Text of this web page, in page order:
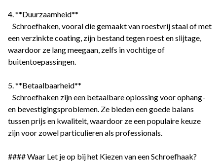
4. **Duurzaamheid**
Schroefhaken, vooral die gemaakt van roestvrij staal of met
een verzinkte coating, zijn bestand tegen roest en slijtage,
waardoor ze lang meegaan, zelfs in vochtige of
buitentoepassingen.
5. **Betaalbaarheid**
Schroefhaken zijn een betaalbare oplossing voor ophang-
en bevestigingsproblemen. Ze bieden een goede balans
tussen prijs en kwaliteit, waardoor ze een populaire keuze
zijn voor zowel particulieren als professionals.
#### Waar Let je op bij het Kiezen van een Schroefhaak?